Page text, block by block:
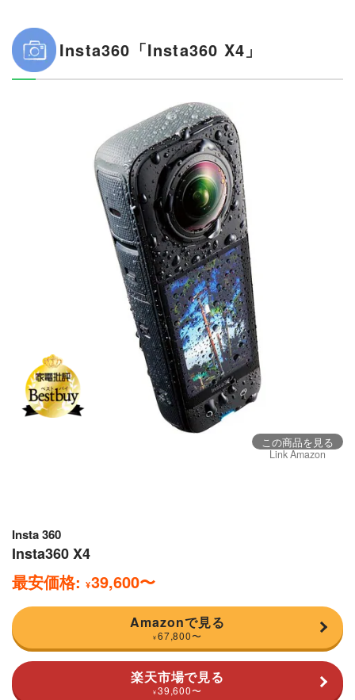
Insta360「Insta360 X4」
この商品を見る
Link Amazon
Insta 360
Insta360 X4
最安価格: ¥39,600〜
Amazonで見る
¥ 67,800〜
楽天市場で見る
¥ 39,600〜